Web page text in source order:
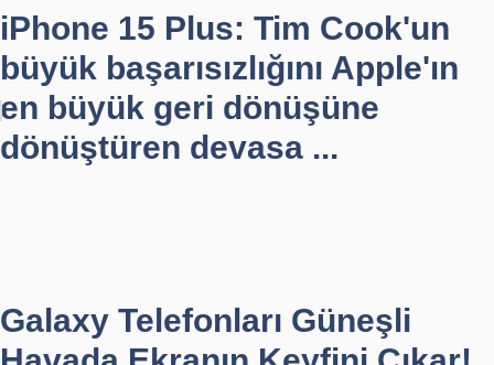
iPhone 15 Plus: Tim Cook'un
büyük başarısızlığını Apple'ın
en büyük geri dönüşüne
dönüştüren devasa ...
Galaxy Telefonları Güneşli